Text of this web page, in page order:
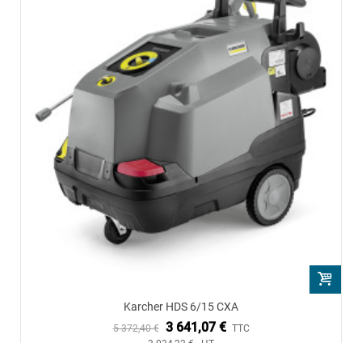
Karcher HDS 6/15 CXA
5 372,40 € 3 641,07 € TTC